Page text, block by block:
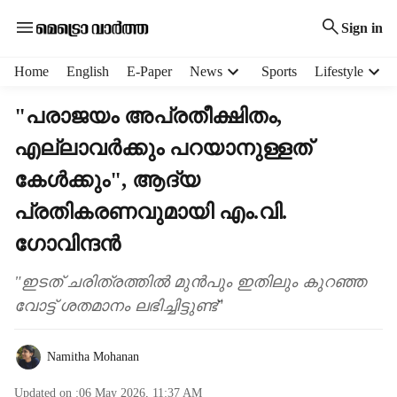
Sign in
Home English E-Paper News Sports Lifestyle
"പരാജയം അപ്രതീക്ഷിതം,
എല്ലാവർക്കും പറ‍യാനുള്ളത്
കേൾക്കും", ആദ്യ
പ്രതികരണവുമായി എം.വി.
ഗോവിന്ദൻ
"ഇടത് ചരിത്രത്തിൽ മുൻപും ഇതിലും കുറഞ്ഞ
വോട്ട് ശതമാനം ലഭിച്ചിട്ടുണ്ട്"
Namitha Mohanan
Updated on :06 May 2026, 11:37 AM